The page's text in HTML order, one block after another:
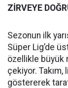
ZİRVEYE
Sezonun ilk
Süper Lig’de
özellikle büyük
çekiyor.
göstererek